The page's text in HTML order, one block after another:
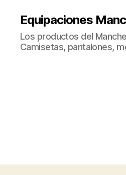
Equipaciones
Los productos del
Camisetas, pantalones,